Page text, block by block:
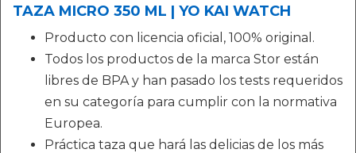
TAZA MICRO 350 ML | YO KAI WATCH
Producto con licencia oficial, 100% original.
Todos los productos de la marca Stor están
libres de BPA y han pasado los tests requeridos
en su categoría para cumplir con la normativa
Europea.
Práctica taza que hará las delicias de los más